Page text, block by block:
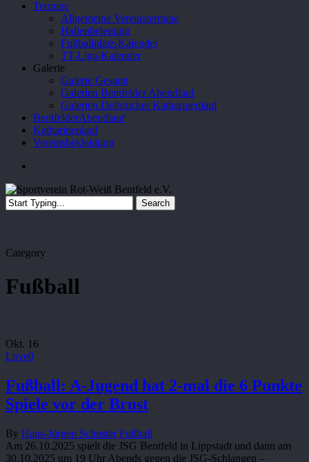
Termine
Allgemeine Vereinstermine
Hallenbelegung
Fußballplatz-Kalender
TT-Liga-Kalender
Galerie
Galerie Gesamt
Galerien Bentfelder Abendlauf
Galerien Delbrücker Katharinenlauf
BentfelderAbendlauf
Katharinenlauf
Vereinsbekleidung
Search
Category
Fußball
Okt. 16
Love0
Fußball: A-Jugend hat 2-mal die 6 Punkte
Spiele vor der Brust
By Hans-Jürgen Schuster Fußball
Am 26.10.2025 spielt die JSG Bentfeld in Lippstadt und dann am
30.10.2025 um 19 Uhr Abends gegen die JSG-Schlangen –